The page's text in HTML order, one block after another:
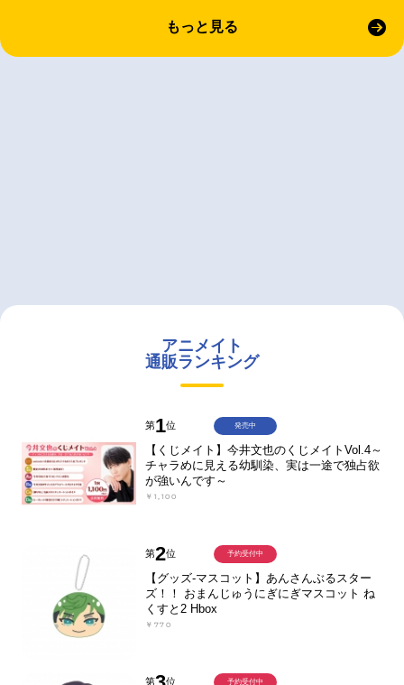
もっと見る
アニメイト
通販ランキング
第1位
【くじメイト】今井文也のくじメイトVol.4～
チャラめに見える幼馴染、実は一途で独占欲
が強いんです～
￥1,100
発売中
第2位
【グッズ-マスコット】あんさんぶるスター
ズ！！ おまんじゅうにぎにぎマスコット ね
くすと2 Hbox
￥770
予約受付中
第 位 予約受付中